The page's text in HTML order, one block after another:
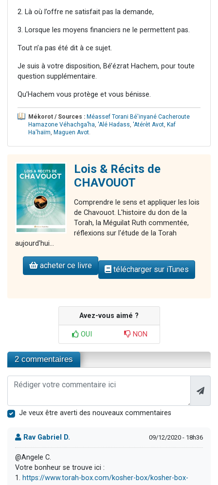
2. Là où l’offre ne satisfait pas la demande,
3. Lorsque les moyens financiers ne le permettent pas.
Tout n’a pas été dit à ce sujet.
Je suis à votre disposition, Bé’ézrat Hachem, pour toute
question supplémentaire.
Qu’Hachem vous protège et vous bénisse.
Mékorot / Sources : Méassef Torani Bé'inyané Cacheroute
Hamazone Véhachga’ha, 'Alé Hadass, 'Atérèt Avot, Kaf
Ha'haïm, Maguen Avot.
Lois & Récits de
CHAVOUOT
Comprendre le sens et appliquer les lois
de Chavouot. L'histoire du don de la
Torah, la Méguilat Ruth commentée,
réflexions sur l'étude de la Torah
aujourd'hui...
acheter ce livre télécharger sur iTunes
Avez-vous aimé ?
OUI NON
2 commentaires
Je veux être averti des nouveaux commentaires
Rav Gabriel D. 09/12/2020 - 18h36
@Angele C.
Votre bonheur se trouve ici :
1. https://www.torah-box.com/kosher-box/kosher-box-